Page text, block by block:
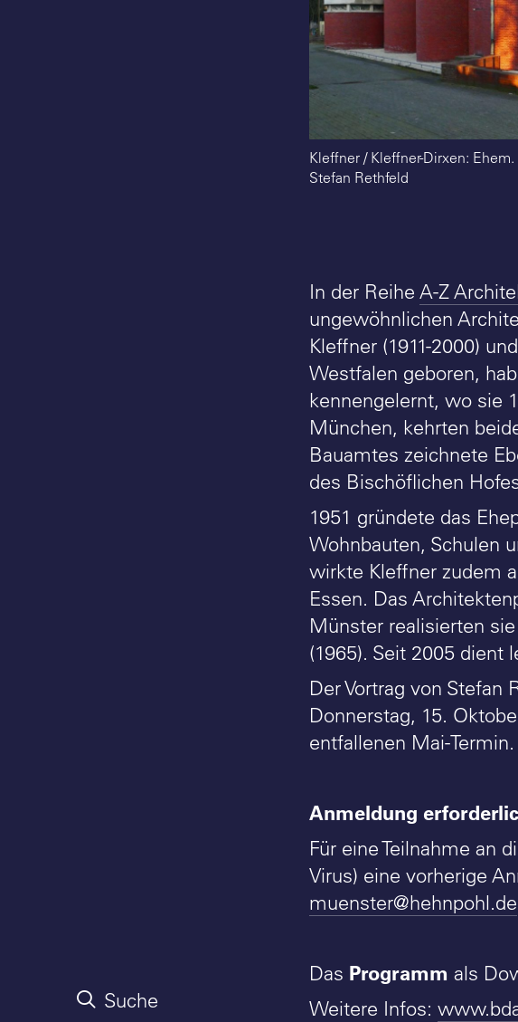
Suche
Kleffner / Kleffner-Dirxen:
Stefan Rethfeld
In der Reihe A-Z
ungewöhnlichen
Kleffner (1911-2000)
Westfalen geboren,
kennengelernt, wo sie
München, kehrten
Bauamtes zeichnete
des Bischöflichen
1951 gründete das
Wohnbauten, Schulen
wirkte Kleffner zudem
Essen. Das
Münster realisierten
(1965). Seit 2005 dient
Der Vortrag von
Donnerstag, 15.
entfallenen Mai-Termin.
Anmeldung
Für eine Teilnahme an
Virus) eine vorherige
muenster@hehnpohl.de
Das Programm als
Weitere Infos: